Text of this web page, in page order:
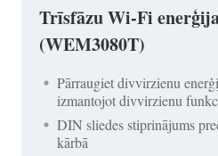
Trīsfāzu Wi-Fi
(WEM3080T)
Pārraugiet divvirzienu
izmantojot divvirzienu
DIN sliedes stiprinājums
kārbā